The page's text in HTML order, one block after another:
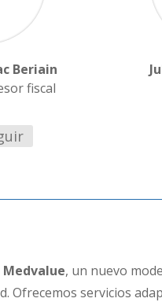
Beriain
fiscal
Medvalue, un nuevo
Ofrecemos servicios